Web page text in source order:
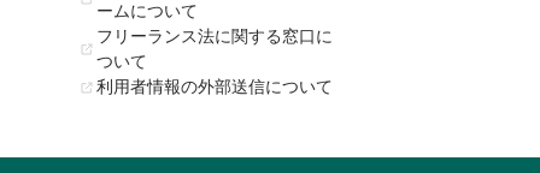
ームについて
フリーランス法に関する窓口に
ついて
利用者情報の外部送信について